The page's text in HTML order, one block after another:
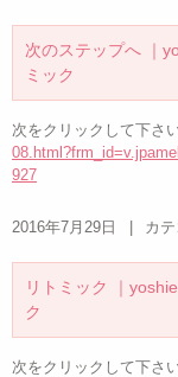
次のステップへ ｜
ミック
次をクリックして下さ
927
2016年7月29日 カ
リトミック ｜
ク
次をクリックして下さ